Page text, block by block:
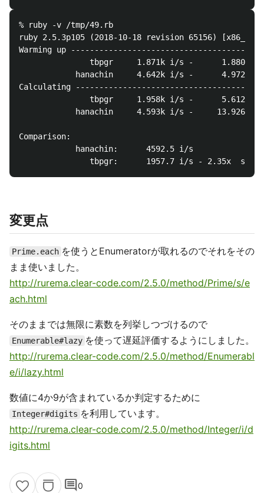
% ruby -v /tmp/49.rb
ruby 2.5.3p105 (2018-10-18 revision 65156)
Warming up --------------------------------------
tbpgr     1.871k i/s -      1.880k
hanachin     4.642k i/s -      4.972k
Calculating -------------------------------------
tbpgr     1.958k i/s -      5.612k
hanachin     4.593k i/s -     13.926k
Comparison:
            hanachin:      4592.5 i/s
変更点
Prime.each を使うとEnumeratorが取れるのでそれをその
まま使いました。
http://rurema.clear-code.com/2.5.0/method/Prime/s/e
ach.html
そのままでは無限に素数を列挙しつづけるので
Enumerable#lazy を使って遅延評価するようにしました。
http://rurema.clear-code.com/2.5.0/method/Enumerabl
e/i/lazy.html
数値に4か9が含まれているか判定するために
Integer#digits を利用しています。
http://rurema.clear-code.com/2.5.0/method/Integer/i/d
igits.html
comment0